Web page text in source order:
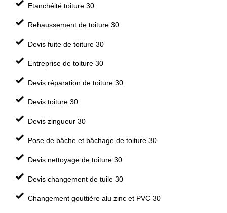
Etanchéité toiture 30
Rehaussement de toiture 30
Devis fuite de toiture 30
Entreprise de toiture 30
Devis réparation de toiture 30
Devis toiture 30
Devis zingueur 30
Pose de bâche et bâchage de toiture 30
Devis nettoyage de toiture 30
Devis changement de tuile 30
Changement gouttière alu zinc et PVC 30